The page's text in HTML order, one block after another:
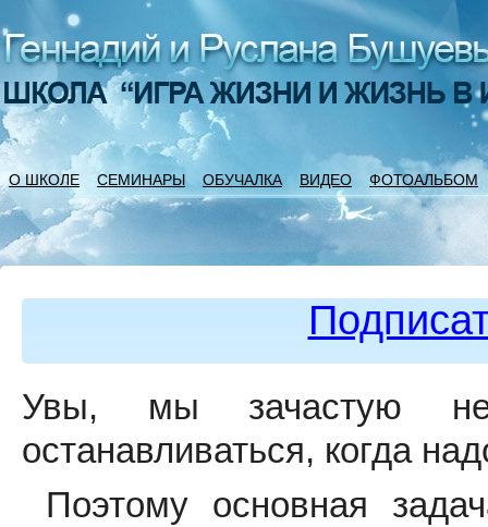
О ШКОЛЕ СЕМИНАРЫ ОБУЧАЛКА ВИДЕО ФОТОАЛЬБОМ
Увы, мы зачастую
останавливаться, когда
Поэтому основная